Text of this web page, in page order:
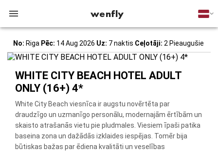
wenfly
No: Riga Pēc: 14 Aug 2026 Uz: 7 naktis Ceļotāji: 2 Pieaugušie
WHITE CITY BEACH HOTEL ADULT
ONLY (16+) 4*
White City Beach viesnīca ir augstu novērtēta par
draudzīgo un uzmanīgo personālu, modernajām ērtībām un
skaisto atrašanās vietu pie pludmales. Viesiem īpaši patika
baseina zona un dažādās izklaides iespējas. Tomēr bija
būtiskas bažas par ēdiena kvalitāti un veselības